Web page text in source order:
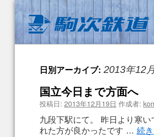
日別アーカイブ: 2013年12
国立今日まで方面へ
投稿日: 2013年12月19日 作成者:
九段下駅にて。 昨日より寒
れた方が良かったです … 続